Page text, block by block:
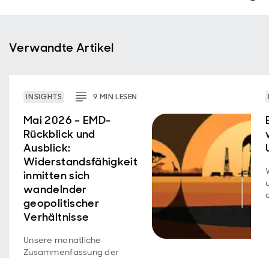
Verwandte Artikel
INSIGHTS 9 MINLESEN
Mai 2026 – EMD-
Rückblick und
Ausblick:
Widerstandsfähigkeit
inmitten sich
wandelnder
geopolitischer
Verhältnisse
Unsere monatliche
Zusammenfassung der